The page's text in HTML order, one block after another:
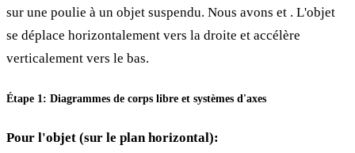
sur une poulie à un objet suspendu. Nous avons et . L'objet
se déplace horizontalement vers la droite et accélère
verticalement vers le bas.
Étape 1: Diagrammes de corps libre et systèmes d'axes
Pour l'objet (sur le plan horizontal):